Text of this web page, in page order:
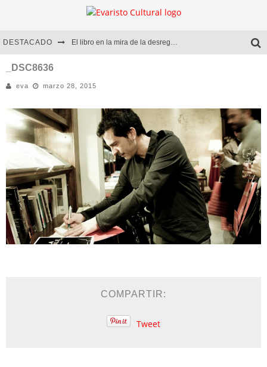
DESTACADO El libro en la mira de la desregulación
Diego Meret | Hotel Acapulco
Alejandra Correa | La nieve
_DSC8636
eva marzo 28, 2015
COMPARTIR:
Tweet